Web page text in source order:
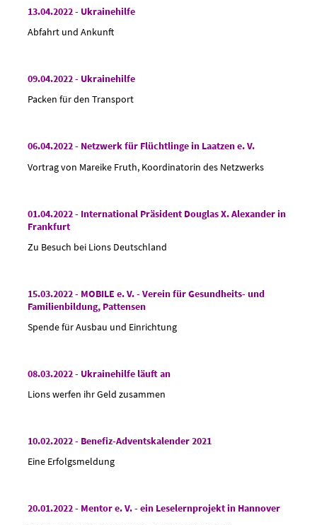
13.04.2022 - Ukrainehilfe
Abfahrt und Ankunft
09.04.2022 - Ukrainehilfe
Packen für den Transport
06.04.2022 - Netzwerk für Flüchtlinge in Laatzen e. V.
Vortrag von Mareike Fruth, Koordinatorin des Netzwerks
01.04.2022 - International Präsident Douglas X. Alexander in
Frankfurt
Zu Besuch bei Lions Deutschland
15.03.2022 - MOBILE e. V. - Verein für Gesundheits- und
Familienbildung, Pattensen
Spende für Ausbau und Einrichtung
08.03.2022 - Ukrainehilfe läuft an
Lions werfen ihr Geld zusammen
10.02.2022 - Benefiz-Adventskalender 2021
Eine Erfolgsmeldung
20.01.2022 - Mentor e. V. - ein Leselernprojekt in Hannover